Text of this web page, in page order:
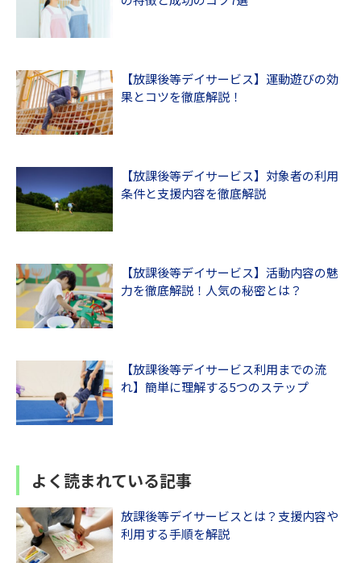
【放課後等デイサービス】運動遊びの効
果とコツを徹底解説！
【放課後等デイサービス】対象者の利用
条件と支援内容を徹底解説
【放課後等デイサービス】活動内容の魅
力を徹底解説！人気の秘密とは？
【放課後等デイサービス利用までの流
れ】簡単に理解する5つのステップ
よく読まれている記事
放課後等デイサービスとは？支援内容や
利用する手順を解説